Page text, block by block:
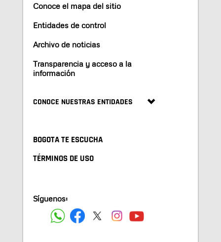
Conoce el mapa del sitio
Entidades de control
Archivo de noticias
Transparencia y acceso a la
información
CONOCE NUESTRAS ENTIDADES
BOGOTA TE ESCUCHA
TÉRMINOS DE USO
Síguenos: